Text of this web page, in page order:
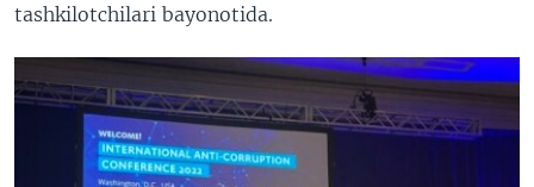
tashkilotchilari bayonotida.